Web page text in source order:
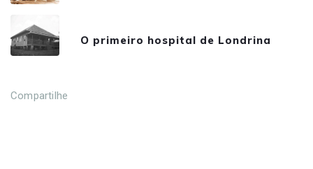
O primeiro hospital de Londrina
Compartilhe